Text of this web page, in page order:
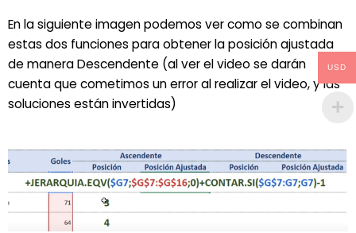
En la siguiente imagen podemos ver como se combinan
estas dos funciones para obtener la posición ajustada
de manera Descendente (al ver el video se darán
cuenta que cometimos un error al realizar el video, y las
soluciones están invertidas)
USD